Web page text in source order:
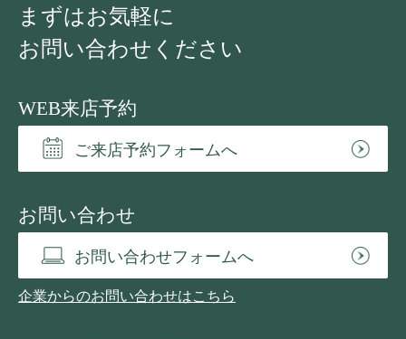
まずはお気軽に
お問い合わせください
WEB来店予約
ご来店予約フォームへ
お問い合わせ
お問い合わせフォームへ
企業からのお問い合わせはこちら